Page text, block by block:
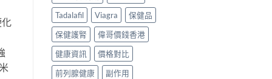
Tadalafil
Viagra
保健品
保健護腎
偉哥價錢香港
健康資訊
價格對比
前列腺健康
副作用